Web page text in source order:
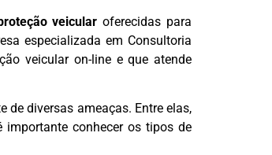
veicular oferecidas para
especializada em Consultoria
veicular on-line e que atende
de diversas ameaças. Entre elas,
importante conhecer os tipos de